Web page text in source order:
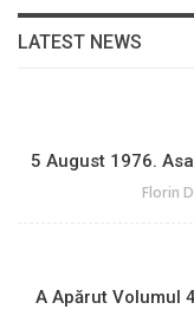
LATEST NEWS
5 August 1976.
Florin
A Apărut Volumul